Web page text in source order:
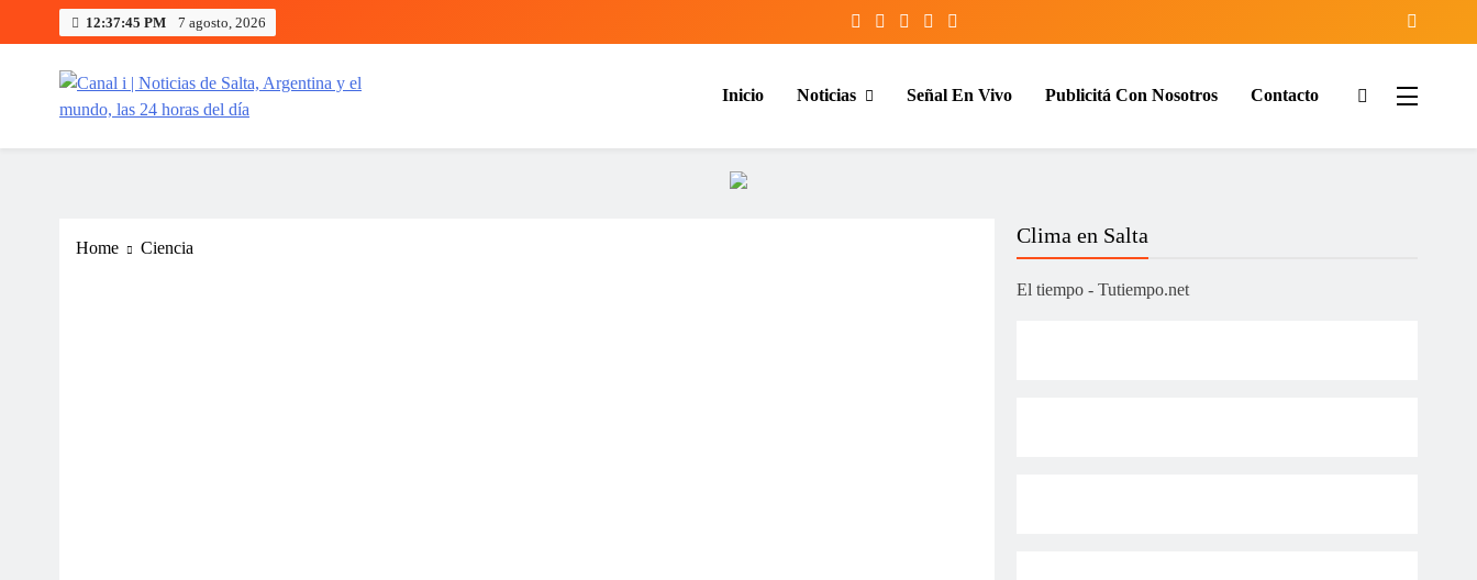
12:37:46 PM 7 agosto, 2026
Canal i | Noticias de Salta, Argentina y el mundo, las 24 horas del día
Inicio Noticias Señal En Vivo Publicitá Con Nosotros Contacto
Home Ciencia
Clima en Salta
El tiempo - Tutiempo.net